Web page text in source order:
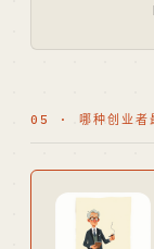
05 · 哪种创业者